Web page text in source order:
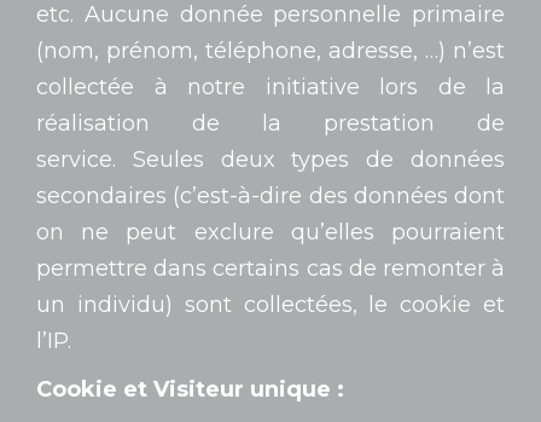
etc. Aucune donnée personnelle primaire
(nom, prénom, téléphone, adresse, …) n’est
collectée à notre initiative lors de la
réalisation de la prestation de
service. Seules deux types de données
secondaires (c’est-à-dire des données dont
on ne peut exclure qu’elles pourraient
permettre dans certains cas de remonter à
un individu) sont collectées, le cookie et
l’IP.
Cookie et Visiteur unique :